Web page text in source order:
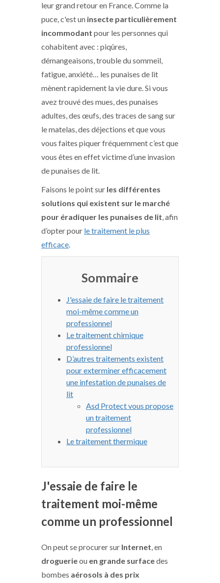
leur grand retour en France. Comme la
puce, c'est un insecte particulièrement
incommodant pour les personnes qui
cohabitent avec : piqûres,
démangeaisons, trouble du sommeil,
fatigue, anxiété… les punaises de lit
mènent rapidement la vie dure. Si vous
avez trouvé des mues, des punaises
adultes, des œufs, des traces de sang sur
le matelas, des déjections et que vous
vous faites piquer fréquemment c’est que
vous êtes en effet victime d’une invasion
de punaises de lit.
Faisons le point sur les différentes
solutions qui existent sur le marché
pour éradiquer les punaises de lit, afin
d’opter pour le traitement le plus
efficace.
Sommaire
J'essaie de faire le traitement
moi-même comme un
professionnel
Le traitement chimique
professionnel
D’autres traitements existent
pour exterminer efficacement
une infestation de punaises de
lit
Asd Protect vous propose
un traitement
professionnel
Le traitement thermique
J'essaie de faire le
traitement moi-même
comme un professionnel
On peut se procurer sur Internet, en
droguerieou en grande surfacedes
bombes aérosols à des prix